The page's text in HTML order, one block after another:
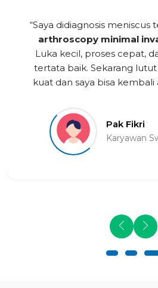
“Saya didiagnosis meniscus
arthroscopy minimal
Luka kecil, proses cepat,
tertata baik. Sekarang
kuat dan saya bisa kembali
Pak Fikri
Karyawan